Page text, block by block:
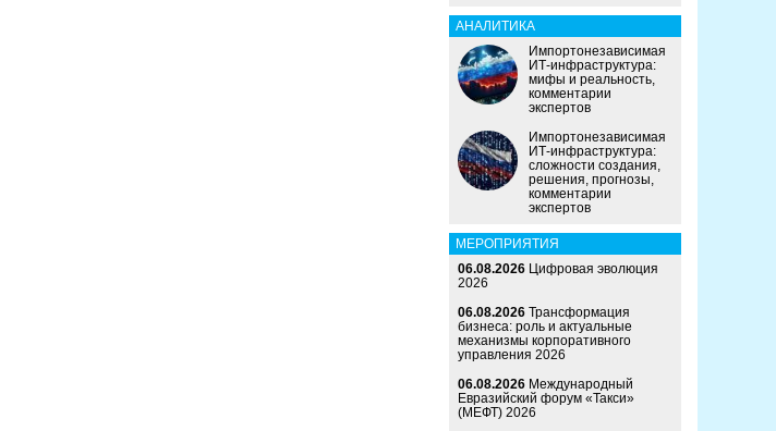
АНАЛИТИКА
Импортонезависимая
ИТ-инфраструктура:
мифы и реальность,
комментарии
экспертов
Импортонезависимая
ИТ-инфраструктура:
сложности создания,
решения, прогнозы,
комментарии
экспертов
МЕРОПРИЯТИЯ
06.08.2026 Цифровая эволюция
2026
06.08.2026 Трансформация
бизнеса: роль и актуальные
механизмы корпоративного
управления 2026
06.08.2026 Международный
Евразийский форум «Такси»
(МЕФТ) 2026